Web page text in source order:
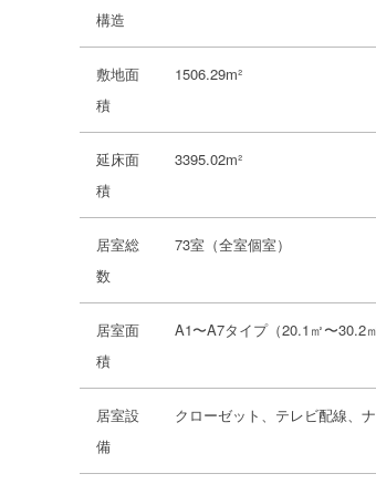
構造
敷地面
積
1506.29m²
延床面
積
3395.02m²
居室総
数
73室（全室個室）
居室面
積
A1〜A7タイプ（20.1㎡〜30.2
居室設
備
クローゼット、テレビ配線、